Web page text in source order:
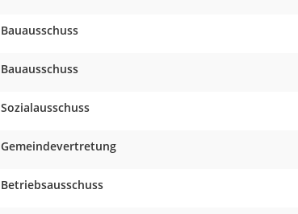
Bauausschuss
Bauausschuss
Sozialausschuss
Gemeindevertretung
Betriebsausschuss